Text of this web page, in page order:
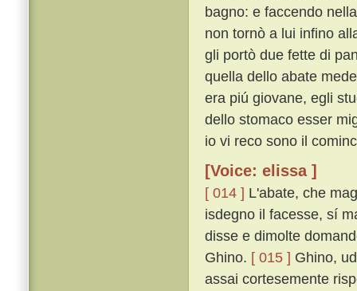
bagno: e faccendo
non tornò a lui infino
gli portò due fette di
quella dello abate
era piú giovane, egli
dello stomaco esser
io vi reco sono il
[Voice: elissa ]
[ 014 ] L'abate, che
isdegno il facesse, sí
disse e dimolte
Ghino. [ 015 ] Ghino,
assai cortesemente